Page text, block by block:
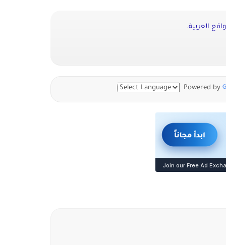
العربية.
Powered by